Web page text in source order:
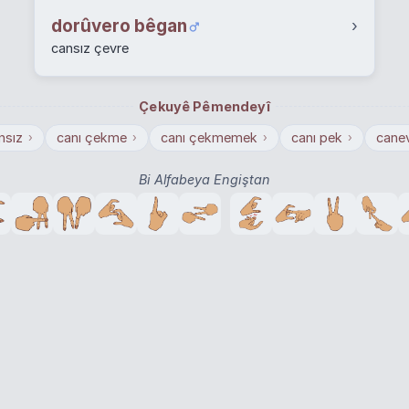
dorûvero bêgan ›
cansız çevre
Çekuyê Pêmendeyî
› canı çekme › canı çekmemek › canı pek ›
Bi Alfabeya Engiştan